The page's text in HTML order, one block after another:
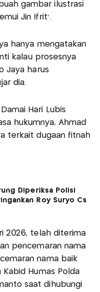
gambar ilustrasi
Jin Ifrit’.
hanya mengatakan
kalau prosesnya
Jaya harus
dia.
Hari Lubis
hukumnya, Ahmad
terkait dugaan fitnah
Diperiksa Polisi
Roy Suryo Cs
2026, telah diterima
pencemaran nama
nama baik
Humas Polda
saat dihubungi